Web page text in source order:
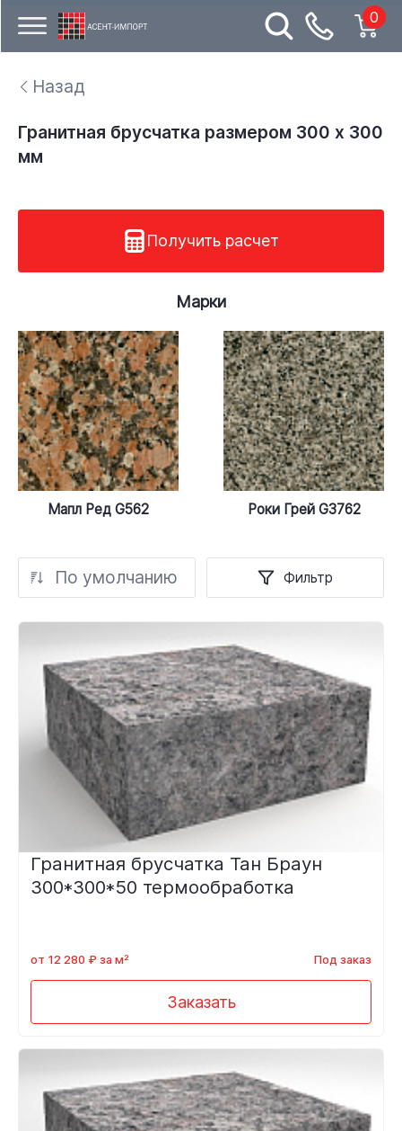
0
Назад
Гранитная брусчатка размером 300 x 300
мм
Получить расчет
Марки
Мапл Ред G562 Роки Грей G3762
По умолчанию Фильтр
Гранитная брусчатка Тан Браун
300*300*50 термообработка
от 12 280 ₽ за м² Под заказ
Заказать